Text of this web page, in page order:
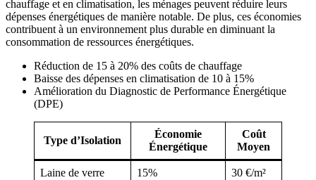
chauffage et en climatisation, les ménages peuvent réduire leurs
dépenses énergétiques de manière notable. De plus, ces économies
contribuent à un environnement plus durable en diminuant la
consommation de ressources énergétiques.
Réduction de 15 à 20% des coûts de chauffage
Baisse des dépenses en climatisation de 10 à 15%
Amélioration du Diagnostic de Performance Énergétique
(DPE)
Type d’Isolation
Économie
Énergétique
Coût
Moyen
Laine de verre 15% 30 €/m²